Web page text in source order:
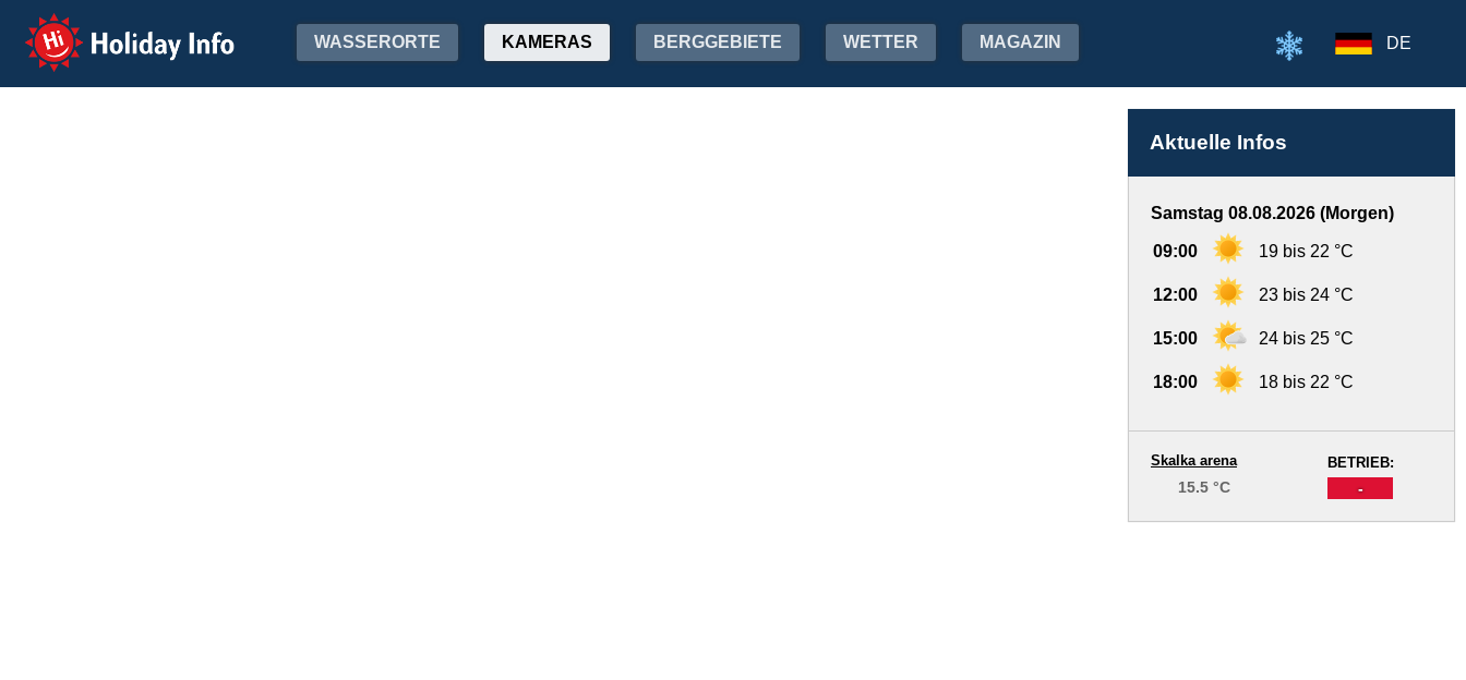
Holiday Info WASSERORTE KAMERAS BERGGEBIETE WETTER MAGAZIN DE
Aktuelle Infos
Samstag 08.08.2026 (Morgen)
09:00 19 bis 22 °C
12:00 23 bis 24 °C
15:00 24 bis 25 °C
18:00 18 bis 22 °C
BETRIEB:
-
Skalka arena
15.5 °C